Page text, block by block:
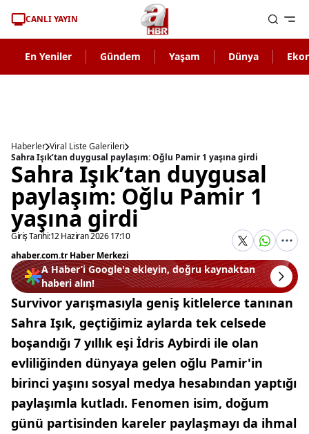
CANLI YAYIN
En Yeniler Gündem Yaşam Dünya
Haberler Viral Liste Galerileri
Sahra Işık’tan duygusal paylaşım: Oğlu Pamir 1 yaşına girdi
Sahra Işık’tan duygusal
paylaşım: Oğlu Pamir 1
yaşına girdi
Giriş Tarihi:12 Haziran 2026 17:10
ahaber.com.tr Haber Merkezi
A Haber’i Google'a ekleyin, doğru kaynaktan
haberi alın!
Survivor yarışmasıyla geniş kitlelerce tanınan
Sahra Işık, geçtiğimiz aylarda tek celsede
boşandığı 7 yıllık eşi İdris Aybirdi ile olan
evliliğinden dünyaya gelen oğlu Pamir'in
birinci yaşını sosyal medya hesabından yaptığı
paylaşımla kutladı. Fenomen isim, doğum
günü partisinden kareler paylaşmayı da ihmal